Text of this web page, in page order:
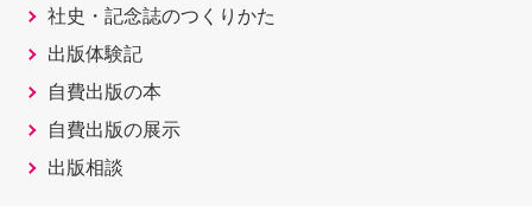
社史・記念誌のつくりかた
出版体験記
自費出版の本
自費出版の展示
出版相談